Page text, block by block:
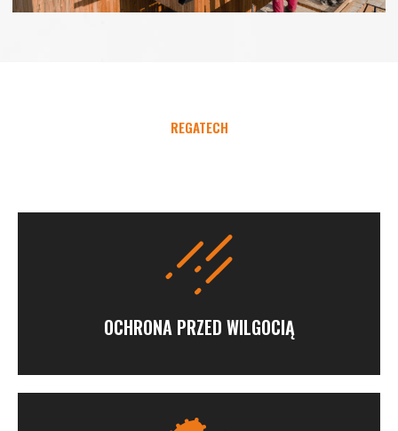
REGATECH
OCHRONA PRZED WILGOCIĄ